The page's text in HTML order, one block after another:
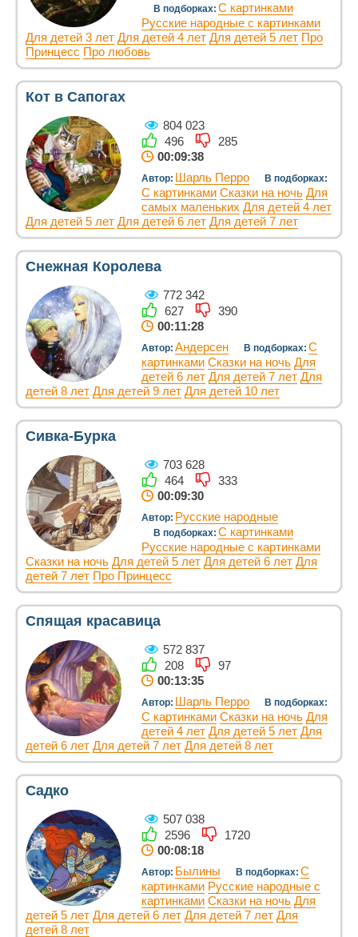
В подборках: С картинками
Русские народные с картинками
Для детей 3 лет Для детей 4 лет Для детей 5 лет Про
Принцесс Про любовь
Кот в Сапогах
804 023
496
285
00:09:38
Автор: Шарль Перро В подборках:
С картинками Сказки на ночь Для
самых маленьких Для детей 4 лет
Для детей 5 лет Для детей 6 лет Для детей 7 лет
Снежная Королева
772 342
627
390
00:11:28
Автор: Андерсен В подборках: С
картинками Сказки на ночь Для
детей 6 лет Для детей 7 лет Для
детей 8 лет Для детей 9 лет Для детей 10 лет
Сивка-Бурка
703 628
464
333
00:09:30
Автор: Русские народные
В подборках: С картинками
Русские народные с картинками
Сказки на ночь Для детей 5 лет Для детей 6 лет Для
детей 7 лет Про Принцесс
Спящая красавица
572 837
208
97
00:13:35
Автор: Шарль Перро В подборках:
С картинками Сказки на ночь Для
детей 4 лет Для детей 5 лет Для
детей 6 лет Для детей 7 лет Для детей 8 лет
Садко
507 038
2596
1720
00:08:18
Автор: Былины В подборках: С
картинками Русские народные с
картинками Сказки на ночь Для
детей 5 лет Для детей 6 лет Для детей 7 лет Для
детей 8 лет